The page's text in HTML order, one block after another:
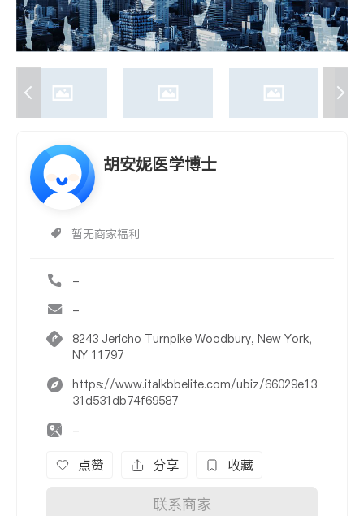
胡安妮医学博士
暂无商家福利
-
-
8243 Jericho Turnpike Woodbury, New York,
NY 11797
https://www.italkbbelite.com/ubiz/66029e13
31d531db74f69587
-
点赞 分享 收藏
联系商家